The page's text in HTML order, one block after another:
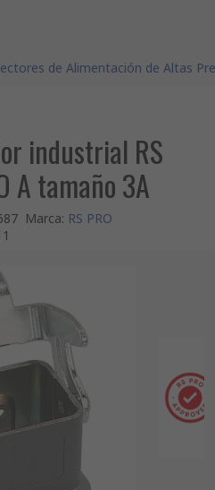
de Alimentación de Altas
industrial RS
A tamaño 3A
Marca: RS PRO